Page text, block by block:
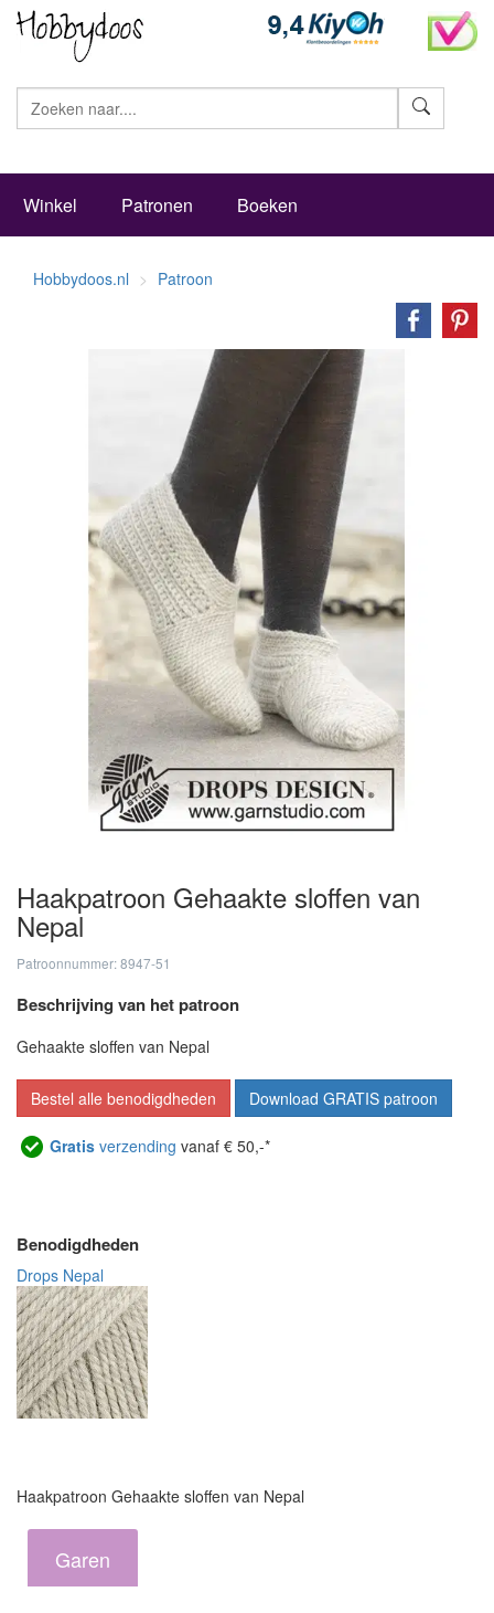
Winkel Patronen Boeken
Hobbydoos.nl Patroon
Haakpatroon Gehaakte sloffen van
Nepal
Patroonnummer: 8947-51
Beschrijving van het patroon
Gehaakte sloffen van Nepal
Bestel alle benodigdheden Download GRATIS patroon
Gratis verzending vanaf € 50,-*
Benodigdheden
Drops Nepal
Haakpatroon Gehaakte sloffen van Nepal
Garen